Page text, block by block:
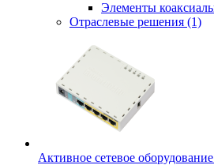
Элементы
Отраслевые решения (1)
Активное сетевое оборудование